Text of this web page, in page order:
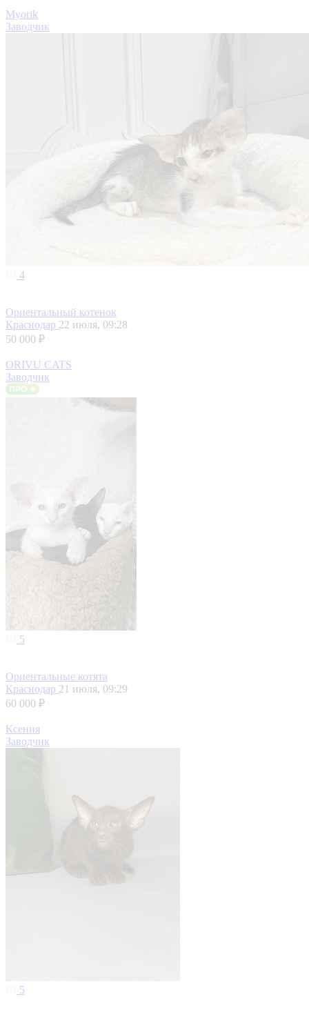
Myorik
Заводчик
4
Ориентальный котенок
Краснодар 22 июля, 09:28
50 000 ₽
ORIVU CATS
Заводчик
5
Ориентальные котята
Краснодар 21 июля, 09:29
60 000 ₽
Ксения
Заводчик
5